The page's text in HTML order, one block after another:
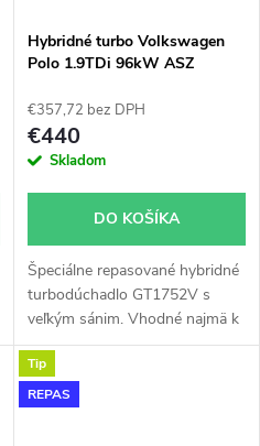
Hybridné turbo Volkswagen
Polo 1.9TDi 96kW ASZ
€357,72 bez DPH
€440
Skladom
DO KOŠÍKA
Špeciálne repasované hybridné
turbodúchadlo GT1752V s
veľkým sánim. Vhodné najmä k
výkonnostným úpravam ako
napr. chiptuning. Pre vozidlá
Volkswagen Polo 1.9TDi 96kW
Tip
REPAS